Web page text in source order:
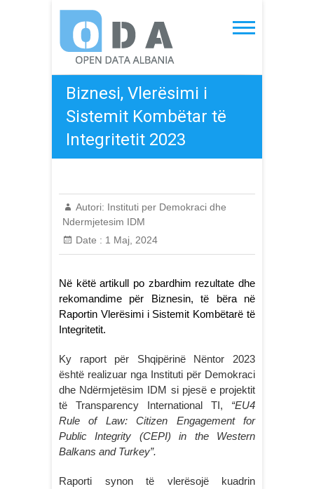
content
Open Data Albania
Biznesi, Vlerësimi i
Sistemit Kombëtar të
Integritetit 2023
Autori: Instituti per Demokraci dhe
Ndermjetesim IDM
Date : 1 Maj, 2024
Në këtë artikull po zbardhim rezultate dhe
rekomandime për Biznesin, të bëra në
Raportin Vlerësimi i Sistemit Kombëtarë të
Integritetit.
Ky raport për Shqipërinë Nëntor 2023
është realizuar nga Instituti për Demokraci
dhe Ndërmjetësim IDM si pjesë e projektit
të Transparency International TI, “EU4
Rule of Law: Citizen Engagement for
Public Integrity (CEPI) in the Western
Balkans and Turkey”.
Raporti synon të vlerësojë kuadrin